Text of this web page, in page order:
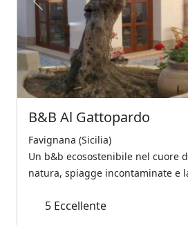
Previous
B&B Al Gattopardo
Favignana (Sicilia)
Un b&b ecosostenibile nel cuore
natura, spiagge incontaminate e
5 Eccellente